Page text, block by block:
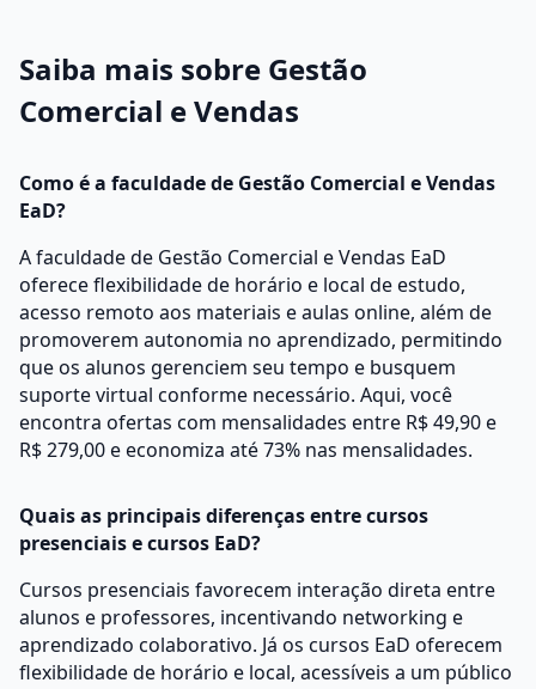
Saiba mais sobre Gestão
Comercial e Vendas
Como é a faculdade de Gestão Comercial e Vendas
EaD?
A faculdade de Gestão Comercial e Vendas EaD
oferece flexibilidade de horário e local de estudo,
acesso remoto aos materiais e aulas online, além de
promoverem autonomia no aprendizado, permitindo
que os alunos gerenciem seu tempo e busquem
suporte virtual conforme necessário. Aqui, você
encontra ofertas com mensalidades entre R$ 49,90 e
R$ 279,00 e economiza até 73% nas mensalidades.
Quais as principais diferenças entre cursos
presenciais e cursos EaD?
Cursos presenciais favorecem interação direta entre
alunos e professores, incentivando networking e
aprendizado colaborativo. Já os cursos EaD oferecem
flexibilidade de horário e local, acessíveis a um público